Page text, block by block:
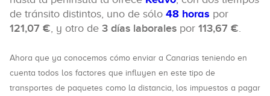
de tránsito distintos, uno de sólo 48 horas por
121,07 €, y otro de 3 días laborales por 113,67 €.
Ahora que ya conocemos cómo enviar a Canarias teniendo en
cuenta todos los factores que influyen en este tipo de
transportes de paquetes como la distancia, los impuestos a pagar